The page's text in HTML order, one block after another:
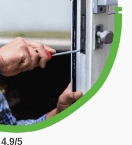
4,9/5